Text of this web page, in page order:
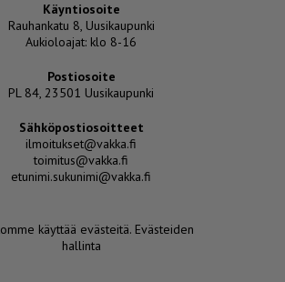
Käyntiosoite
Rauhankatu 8, Uusikaupunki
Aukioloajat: klo 8-16
Postiosoite
PL 84, 23501 Uusikaupunki
Sähköpostiosoitteet
ilmoitukset@vakka.fi
toimitus@vakka.fi
etunimi.sukunimi@vakka.fi
käyttää evästeitä. Evästeiden
hallinta